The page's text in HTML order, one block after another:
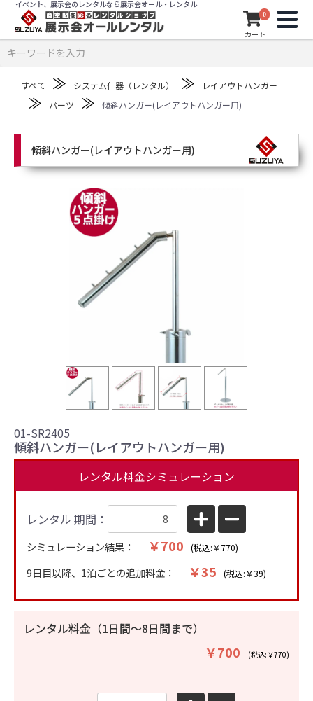
イベント、展示会のレンタルなら展示会オール・レンタル
0
カート
すべて ≫ システム什器（レンタル） ≫ レイアウトハンガー
≫ パーツ ≫ 傾斜ハンガー(レイアウトハンガー用)
傾斜ハンガー(レイアウトハンガー用)
01-SR2405
傾斜ハンガー(レイアウトハンガー用)
レンタル料金シミュレーション
レンタル 期間：
シミュレーション結果： ￥700 (税込:￥770)
9日目以降、1泊ごとの追加料金： ￥35 (税込:￥39)
レンタル料金（1日間〜8日間まで）
￥700 (税込:￥770)